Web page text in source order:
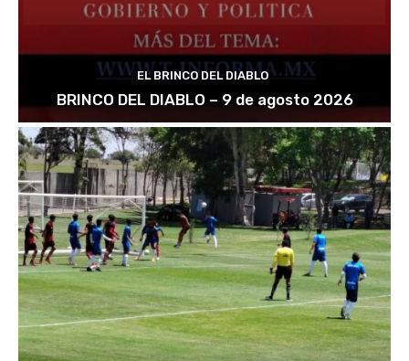
EL BRINCO DEL DIABLO
BRINCO DEL DIABLO – 9 de agosto 2026